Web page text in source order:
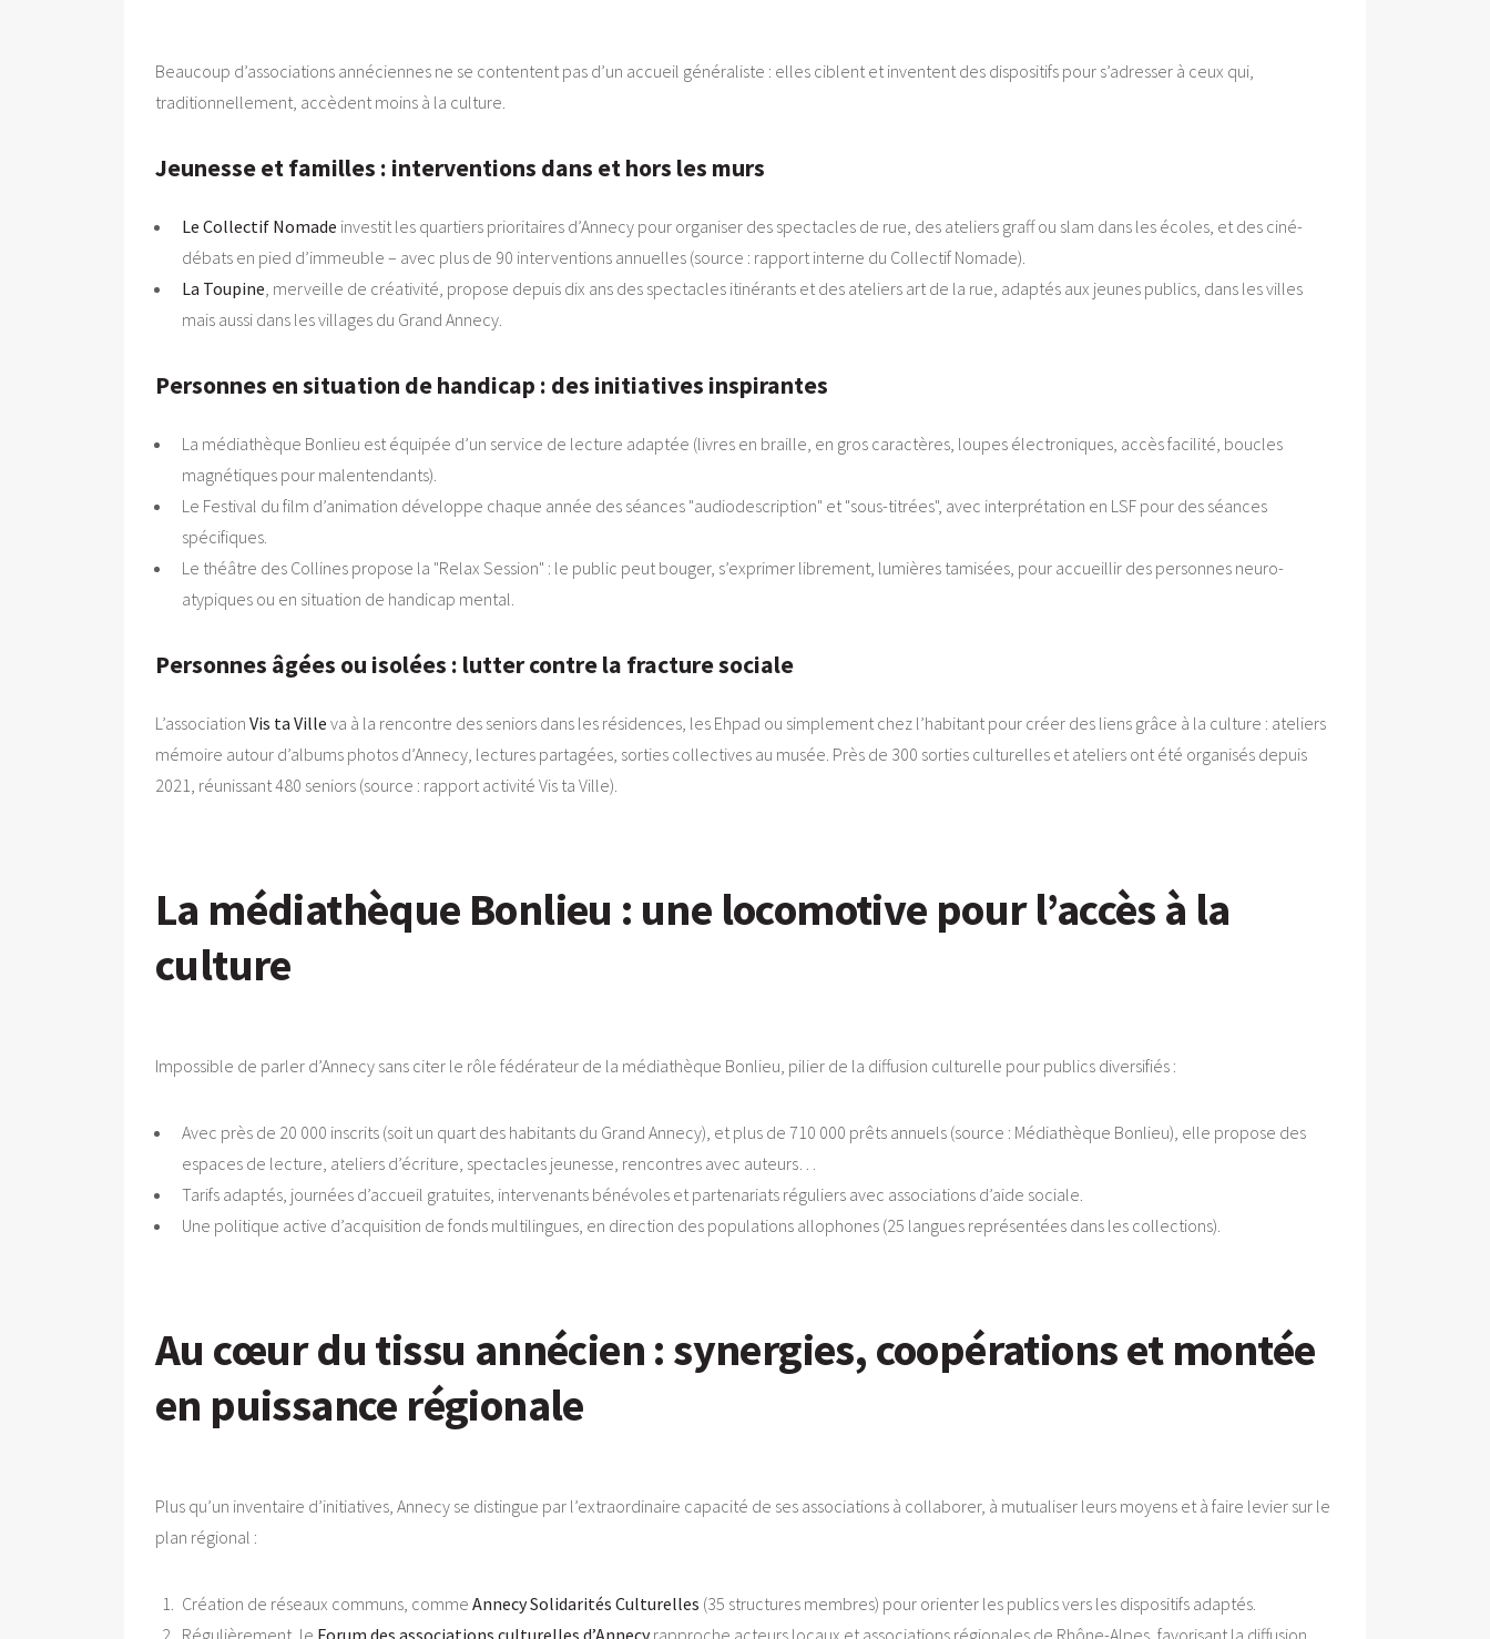
Beaucoup d’associations annéciennes ne se contentent pas d’un accueil généraliste : elles ciblent et inventent des dispositifs pour s’adresser à ceux qui,
traditionnellement, accèdent moins à la culture.
Jeunesse et familles : interventions dans et hors les murs
Le Collectif Nomade investit les quartiers prioritaires d’Annecy pour organiser des spectacles de rue, des ateliers graff ou slam dans les écoles, et des ciné-
débats en pied d’immeuble – avec plus de 90 interventions annuelles (source : rapport interne du Collectif Nomade).
La Toupine, merveille de créativité, propose depuis dix ans des spectacles itinérants et des ateliers art de la rue, adaptés aux jeunes publics, dans les villes
mais aussi dans les villages du Grand Annecy.
Personnes en situation de handicap : des initiatives inspirantes
La médiathèque Bonlieu est équipée d’un service de lecture adaptée (livres en braille, en gros caractères, loupes électroniques, accès facilité, boucles
magnétiques pour malentendants).
Le Festival du film d’animation développe chaque année des séances "audiodescription" et "sous-titrées", avec interprétation en LSF pour des séances
spécifiques.
Le théâtre des Collines propose la "Relax Session" : le public peut bouger, s’exprimer librement, lumières tamisées, pour accueillir des personnes neuro-
atypiques ou en situation de handicap mental.
Personnes âgées ou isolées : lutter contre la fracture sociale
L’association Vis ta Ville va à la rencontre des seniors dans les résidences, les Ehpad ou simplement chez l’habitant pour créer des liens grâce à la culture : ateliers
mémoire autour d’albums photos d’Annecy, lectures partagées, sorties collectives au musée. Près de 300 sorties culturelles et ateliers ont été organisés depuis
2021, réunissant 480 seniors (source : rapport activité Vis ta Ville).
La médiathèque Bonlieu : une locomotive pour l’accès à la
culture
Impossible de parler d’Annecy sans citer le rôle fédérateur de la médiathèque Bonlieu, pilier de la diffusion culturelle pour publics diversifiés :
Avec près de 20 000 inscrits (soit un quart des habitants du Grand Annecy), et plus de 710 000 prêts annuels (source : Médiathèque Bonlieu), elle propose des
espaces de lecture, ateliers d’écriture, spectacles jeunesse, rencontres avec auteurs…
Tarifs adaptés, journées d’accueil gratuites, intervenants bénévoles et partenariats réguliers avec associations d’aide sociale.
Une politique active d’acquisition de fonds multilingues, en direction des populations allophones (25 langues représentées dans les collections).
Au cœur du tissu annécien : synergies, coopérations et montée
en puissance régionale
Plus qu’un inventaire d’initiatives, Annecy se distingue par l’extraordinaire capacité de ses associations à collaborer, à mutualiser leurs moyens et à faire levier sur le
plan régional :
Création de réseaux communs, comme Annecy Solidarités Culturelles (35 structures membres) pour orienter les publics vers les dispositifs adaptés.